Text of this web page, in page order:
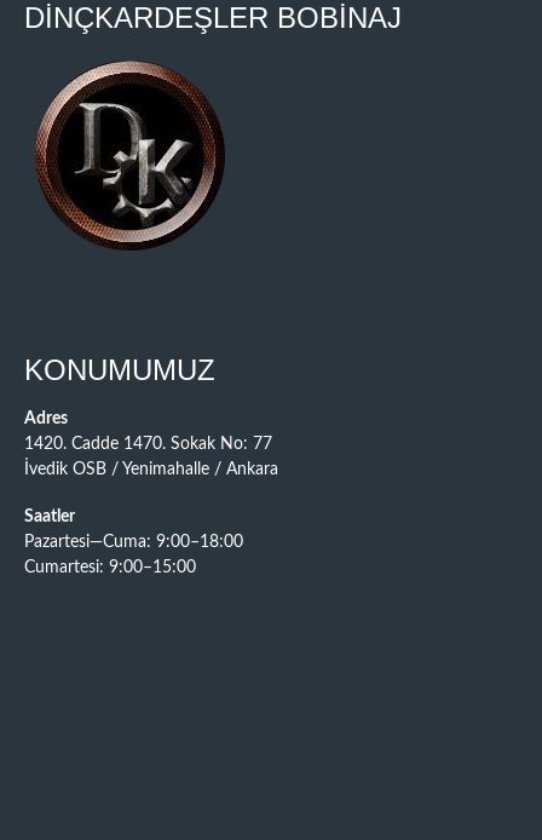
DİNÇKARDEŞLER BOBİNAJ
KONUMUMUZ
Adres
1420. Cadde 1470. Sokak No: 77
İvedik OSB / Yenimahalle / Ankara
Saatler
Pazartesi—Cuma: 9:00–18:00
Cumartesi: 9:00–15:00